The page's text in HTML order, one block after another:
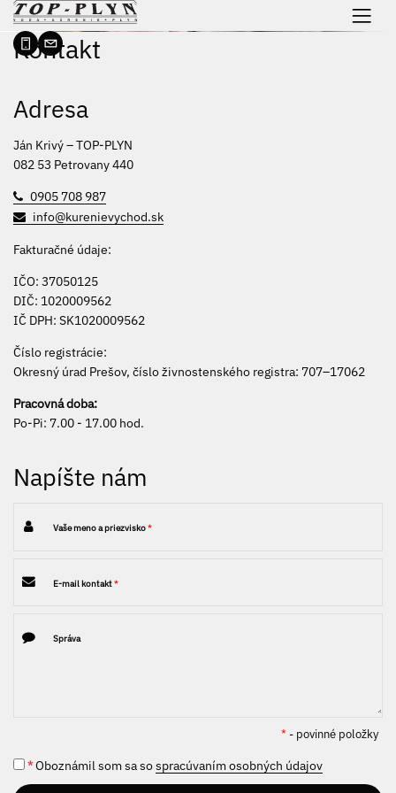
obsah
Kontakt
Adresa
Ján Krivý – TOP-PLYN
082 53 Petrovany 440
0905 708 987
info@kurenievychod.sk
Fakturačné údaje:
IČO: 37050125
DIČ: 1020009562
IČ DPH: SK1020009562
Číslo registrácie:
Okresný úrad Prešov, číslo živnostenského registra: 707–17062
Pracovná doba:
Po-Pi: 7.00 - 17.00 hod.
Napíšte nám
Vaše meno a priezvisko*
E-mail kontakt*
Správa
*- povinné položky
*Oboznámil som sa sospracúvaním osobných údajov